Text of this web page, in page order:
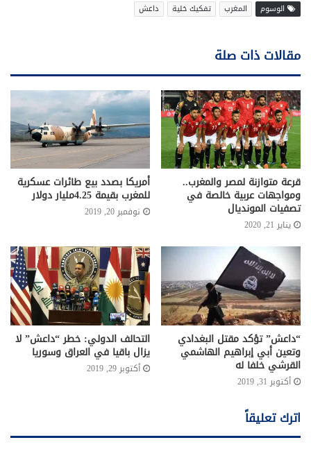
الوسوم المغرب تفكيك خلية داعش
مقالات ذات صلة
قرعة متوازنة لمصر والمغرب..
ومواجهات عربية خالصة في
تصفيات المونديال
يناير 21, 2020
أمريكا بصدد بيع طائرات عسكرية
للمغرب بقيمة 4.25مليار دولار
نوفمبر 20, 2019
“داعش” تؤكد مقتل البغدادي
وتعين أبي إبراهيم الهاشمي
القرشي خلفا له
أكتوبر 31, 2019
التحالف الدولي: خطر “داعش” لا
يزال باقيا في العراق وسوريا
أكتوبر 29, 2019
اترك تعليقاً